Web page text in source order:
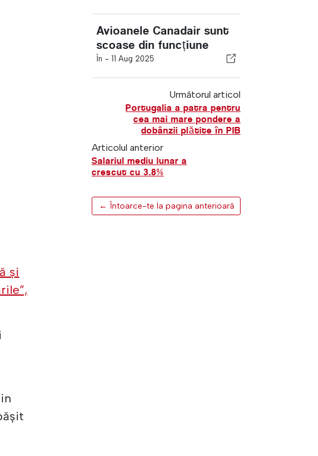
și
Avioanele Canadair sunt
scoase din funcțiune
În - 11 Aug 2025
Următorul articol
Portugalia a patra pentru
cea mai mare pondere a
dobânzii plătite în PIB
Articolul anterior
Salariul mediu lunar a
crescut cu 3.8%
← Întoarce-te la pagina anterioară